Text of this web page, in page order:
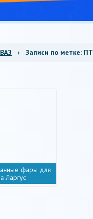
› Записи по метке:
фары для
Ларгус